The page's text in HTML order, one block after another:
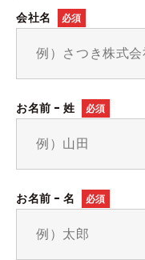
会社名 必須
お名前 - 姓 必須
お名前 - 名 必須